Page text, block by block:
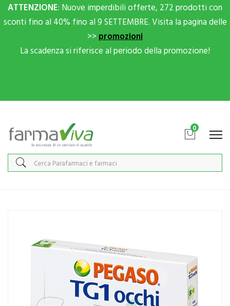
ATTENZIONE: Nuove imperdibili offerte, 272 prodotti con
sconti fino al 40% fino al 9 SETTEMBRE. Visita la pagina delle
>> promozioni
La scadenza si riferisce al periodo della promozione!
0